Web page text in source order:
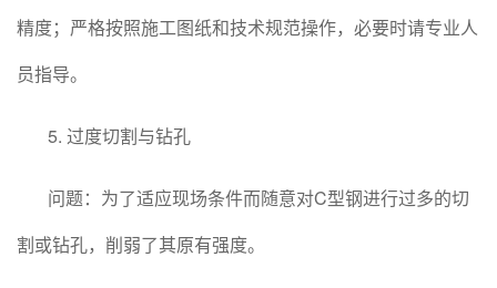
精度；严格按照施工图纸和技术规范操作，必要时请专业人
员指导。
5. 过度切割与钻孔
问题：为了适应现场条件而随意对C型钢进行过多的切
割或钻孔，削弱了其原有强度。